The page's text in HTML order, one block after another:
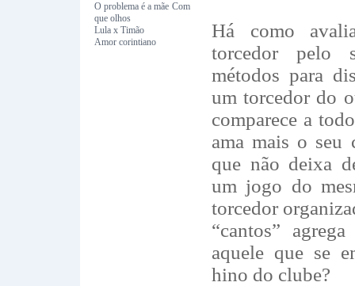
O problema é a mãe Com
que olhos
Lula x Timão
Amor corintiano
Há como
torcedor pelo
métodos para
um torcedor do
comparece a
ama mais o seu
que não deixa
um jogo do
torcedor
“cantos”
aquele que se
hino do clube?